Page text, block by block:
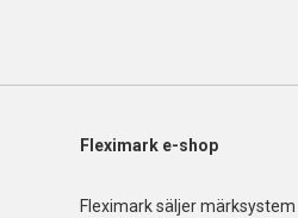
Fleximark e-shop
Fleximark säljer märksystem